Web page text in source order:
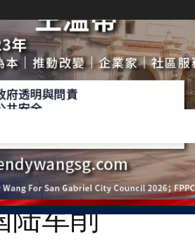
陆军削